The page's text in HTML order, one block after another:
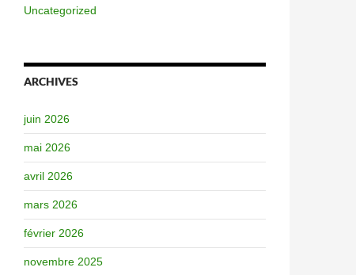
Uncategorized
ARCHIVES
juin 2026
mai 2026
avril 2026
mars 2026
février 2026
novembre 2025